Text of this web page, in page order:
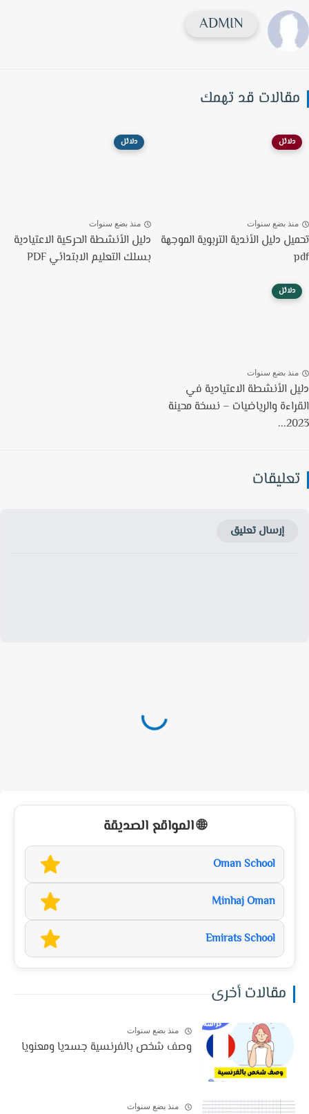
ADMIN
قد تهمك
دلائل
بضع سنوات
دليل الأندية التربوية الموجهة
دلائل
منذ بضع سنوات
دليل الأنشطة الحركية الاعتيادية
بسلك التعليم الابتدائي PDF
دلائل
بضع سنوات
الأنشطة الاعتيادية في
والرياضيات – نسخة محينة
إرسال تعليق
🌐 المواقع الصديقة
Oman School
Minhaj Oman
Emirats School
مقالات أخرى
منذ بضع سنوات
وصف شخص بالفرنسية جسديا ومعنويا
منذ بضع سنوات